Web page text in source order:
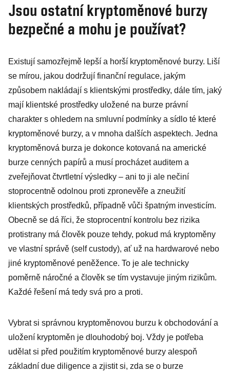
Jsou ostatní kryptoměnové burzy
bezpečné a mohu je používat?
Existují samozřejmě lepší a horší kryptoměnové burzy. Liší
se mírou, jakou dodržují finanční regulace, jakým
způsobem nakládají s klientskými prostředky, dále tím, jaký
mají klientské prostředky uložené na burze právní
charakter s ohledem na smluvní podmínky a sídlo té které
kryptoměnové burzy, a v mnoha dalších aspektech. Jedna
kryptoměnová burza je dokonce kotovaná na americké
burze cenných papírů a musí procházet auditem a
zveřejňovat čtvrtletní výsledky – ani to ji ale nečiní
stoprocentně odolnou proti zpronevěře a zneužití
klientských prostředků, případně vůči špatným investicím.
Obecně se dá říci, že stoprocentní kontrolu bez rizika
protistrany má člověk pouze tehdy, pokud má kryptoměny
ve vlastní správě (self custody), ať už na hardwarové nebo
jiné kryptoměnové peněžence. To je ale technicky
poměrně náročné a člověk se tím vystavuje jiným rizikům.
Každé řešení má tedy svá pro a proti.
Vybrat si správnou kryptoměnovou burzu k obchodování a
uložení kryptoměn je dlouhodobý boj. Vždy je potřeba
udělat si před použitím kryptoměnové burzy alespoň
základní due diligence a zjistit si, zda se o burze